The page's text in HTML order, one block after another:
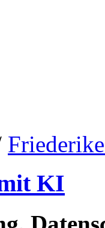
KI